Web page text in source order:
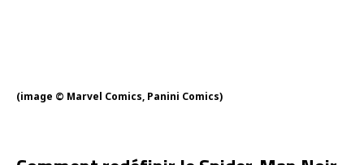
(image © Marvel Comics, Panini Comics)